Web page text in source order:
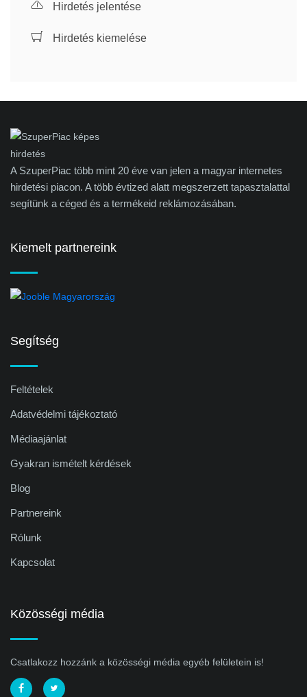
Hirdetés jelentése
Hirdetés kiemelése
A SzuperPiac több mint 20 éve van jelen a magyar internetes
hirdetési piacon. A több évtized alatt megszerzett tapasztalattal
segítünk a céged és a termékeid reklámozásában.
Kiemelt partnereink
Segítség
Feltételek
Adatvédelmi tájékoztató
Médiaajánlat
Gyakran ismételt kérdések
Blog
Partnereink
Rólunk
Kapcsolat
Közösségi média
Csatlakozz hozzánk a közösségi média egyéb felületein is!